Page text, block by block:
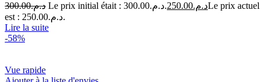
د.م.300.00 Le prix initial était : د.م.300.00. د.م.250.00
Le prix actuel
est : د.م.250.00.
Lire la suite
-58%
Vue rapide